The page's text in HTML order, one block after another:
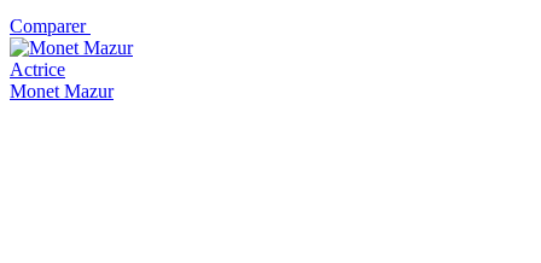
Comparer
Actrice
Monet Mazur